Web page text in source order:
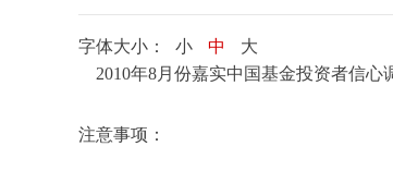
字体大小： 小 中
大
2010年8月份嘉实中国基金投资者信心
注意事项：